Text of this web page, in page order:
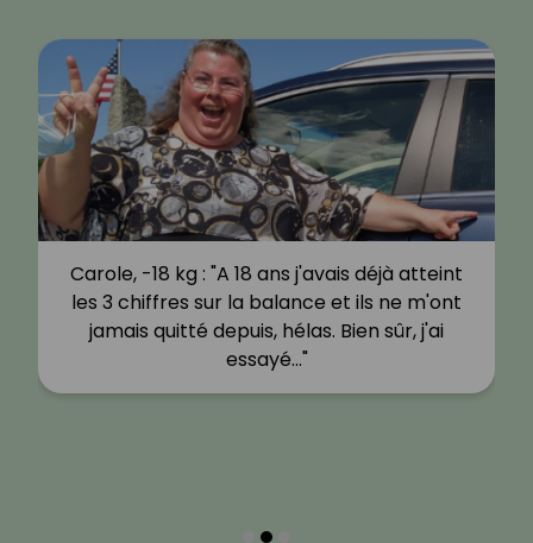
Carole, -18 kg : "A 18 ans j'avais déjà atteint
les 3 chiffres sur la balance et ils ne m'ont
jamais quitté depuis, hélas. Bien sûr, j'ai
essayé…"